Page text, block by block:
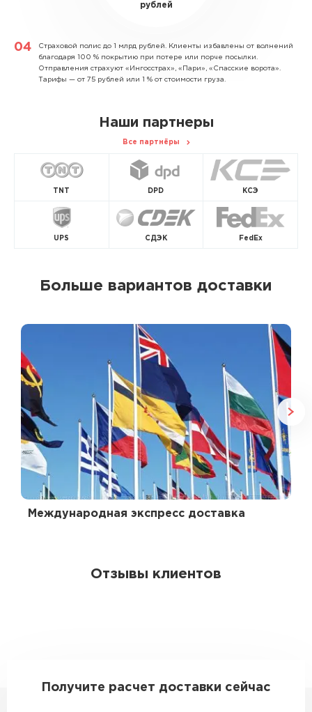
рублей
Страховой полис до 1 млрд рублей. Клиенты избавлены от волнений
благодаря 100 % покрытию при потере или порче посылки.
Отправления страхуют «Ингосстрах», «Пари», «Спасские ворота».
Тарифы — от 75 рублей или 1 % от стоимости груза.
Наши партнеры
Все партнёры
TNT DPD КСЭ
UPS СДЭК FedEx
Больше вариантов доставки
Международная экспресс доставка
Отзывы клиентов
Получите расчет доставки сейчас